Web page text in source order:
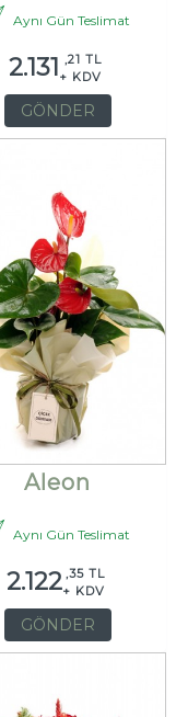
Aynı Gün Teslimat
2.131 ,21 TL
+ KDV
GÖNDER
Aleon
Aynı Gün Teslimat
2.122 ,35 TL
+ KDV
GÖNDER